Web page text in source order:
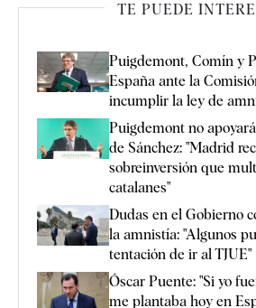
TE PUEDE
Puigdemont, Comín y
España ante la
incumplir la ley de
Puigdemont no
de Sánchez: "Madrid
sobreinversión que
catalanes"
Dudas en el Gobierno
la amnistía: "Algunos
tentación de ir al TJUE"
Óscar Puente: "Si yo
me plantaba hoy en